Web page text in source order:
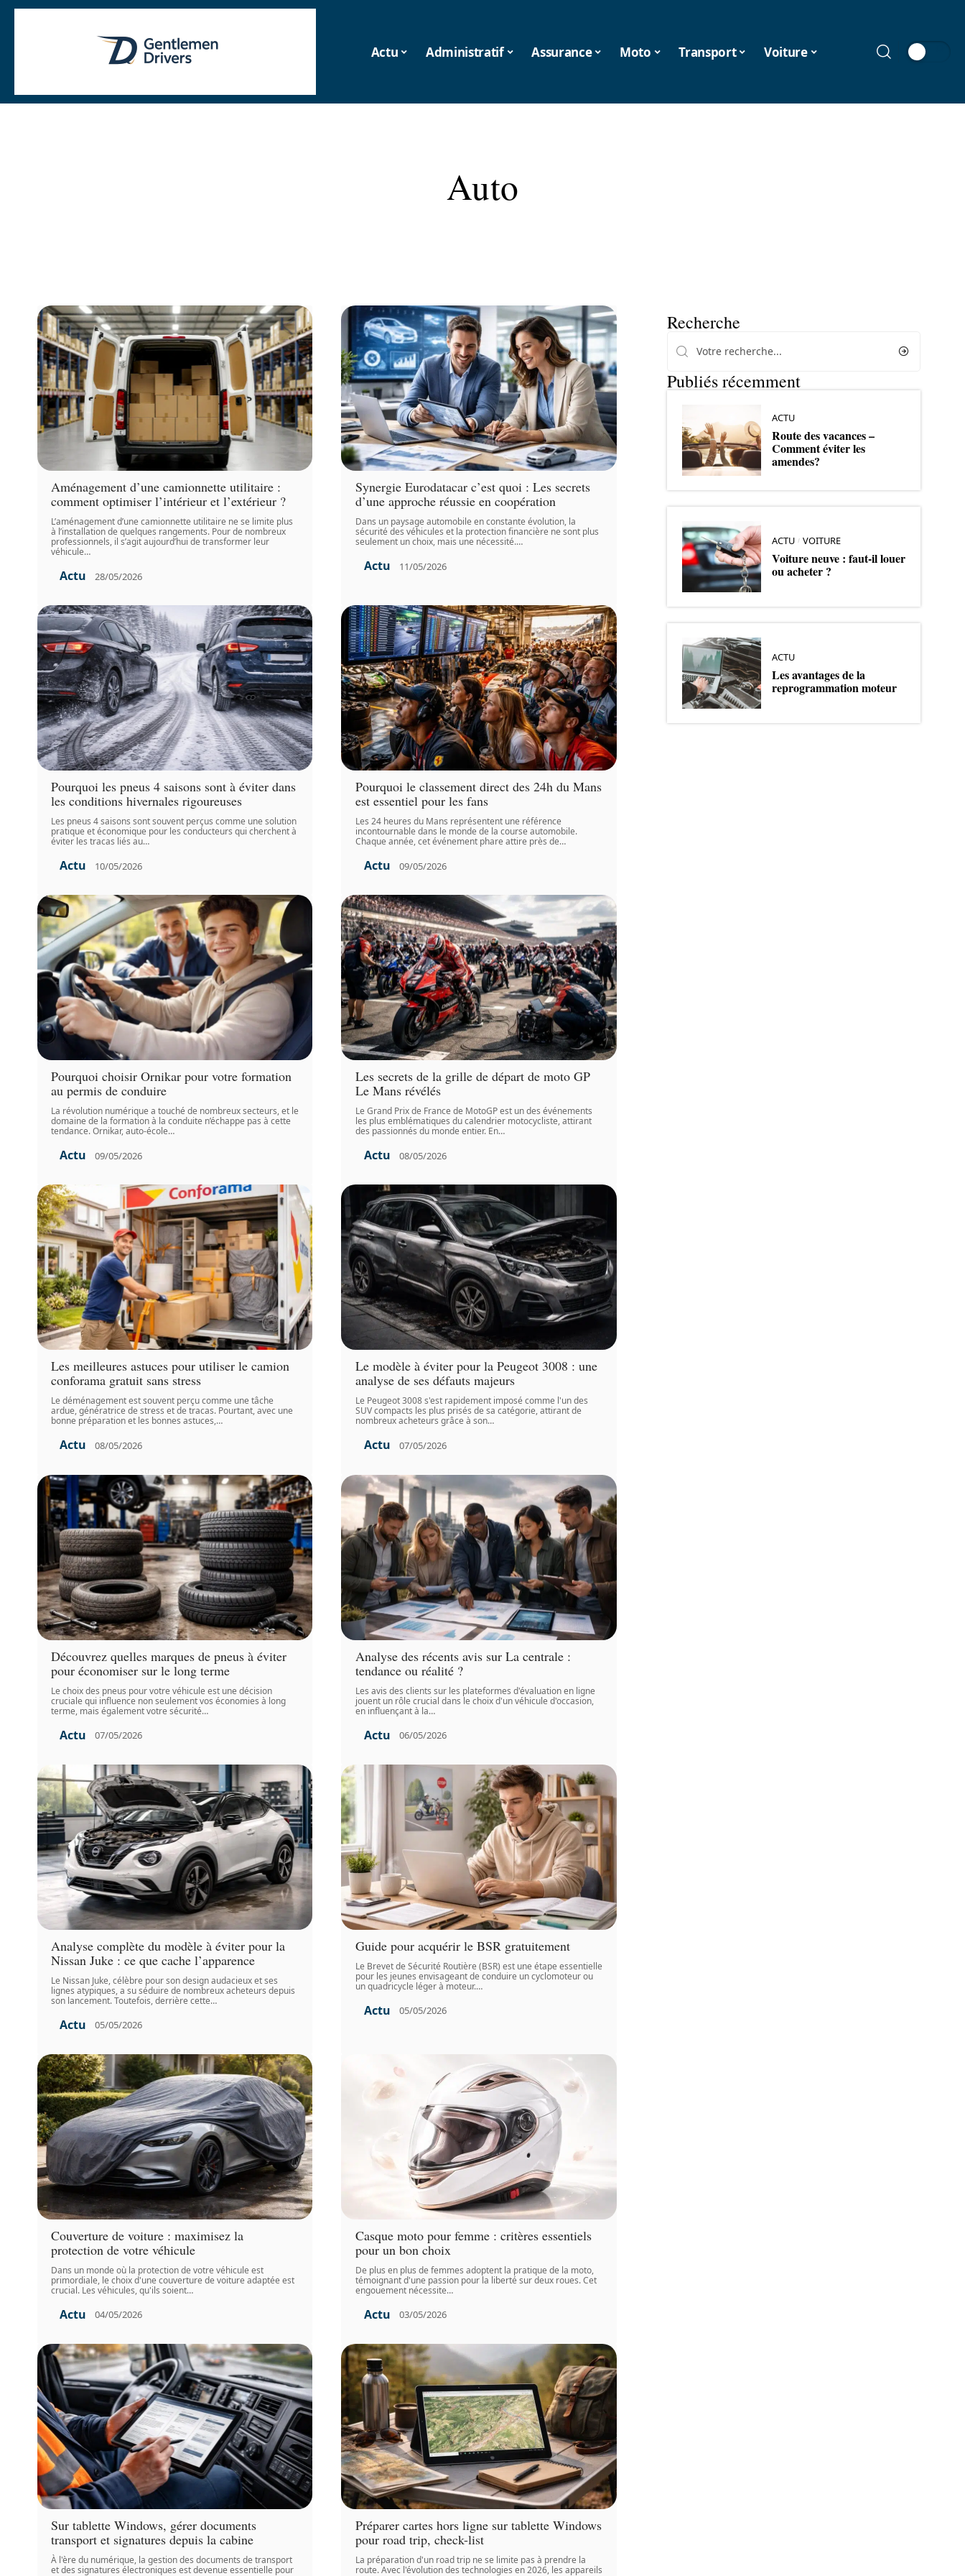
Actu Administratif Assurance Moto Transport Voiture
Auto
Aménagement d’une camionnette utilitaire :
comment optimiser l’intérieur et l’extérieur ?
L’aménagement d’une camionnette utilitaire ne se limite plus
à l’installation de quelques rangements. Pour de nombreux
professionnels, il s’agit aujourd’hui de transformer leur
véhicule…
Actu 28/05/2026
Synergie Eurodatacar c’est quoi : Les secrets
d’une approche réussie en coopération
Dans un paysage automobile en constante évolution, la
sécurité des véhicules et la protection financière ne sont plus
seulement un choix, mais une nécessité.…
Actu 11/05/2026
Pourquoi les pneus 4 saisons sont à éviter dans
les conditions hivernales rigoureuses
Les pneus 4 saisons sont souvent perçus comme une solution
pratique et économique pour les conducteurs qui cherchent à
éviter les tracas liés au…
Actu 10/05/2026
Pourquoi le classement direct des 24h du Mans
est essentiel pour les fans
Les 24 heures du Mans représentent une référence
incontournable dans le monde de la course automobile.
Chaque année, cet événement phare attire près de…
Actu 09/05/2026
Pourquoi choisir Ornikar pour votre formation
au permis de conduire
La révolution numérique a touché de nombreux secteurs, et le
domaine de la formation à la conduite n’échappe pas à cette
tendance. Ornikar, auto-école…
Actu 09/05/2026
Les secrets de la grille de départ de moto GP
Le Mans révélés
Le Grand Prix de France de MotoGP est un des événements
les plus emblématiques du calendrier motocycliste, attirant
des passionnés du monde entier. En…
Actu 08/05/2026
Les meilleures astuces pour utiliser le camion
conforama gratuit sans stress
Le déménagement est souvent perçu comme une tâche
ardue, génératrice de stress et de tracas. Pourtant, avec une
bonne préparation et les bonnes astuces,…
Actu 08/05/2026
Le modèle à éviter pour la Peugeot 3008 : une
analyse de ses défauts majeurs
Le Peugeot 3008 s'est rapidement imposé comme l'un des
SUV compacts les plus prisés de sa catégorie, attirant de
nombreux acheteurs grâce à son…
Actu 07/05/2026
Découvrez quelles marques de pneus à éviter
pour économiser sur le long terme
Le choix des pneus pour votre véhicule est une décision
cruciale qui influence non seulement vos économies à long
terme, mais également votre sécurité…
Actu 07/05/2026
Analyse des récents avis sur La centrale :
tendance ou réalité ?
Les avis des clients sur les plateformes d'évaluation en ligne
jouent un rôle crucial dans le choix d'un véhicule d'occasion,
en influençant à la…
Actu 06/05/2026
Analyse complète du modèle à éviter pour la
Nissan Juke : ce que cache l’apparence
Le Nissan Juke, célèbre pour son design audacieux et ses
lignes atypiques, a su séduire de nombreux acheteurs depuis
son lancement. Toutefois, derrière cette…
Actu 05/05/2026
Guide pour acquérir le BSR gratuitement
Le Brevet de Sécurité Routière (BSR) est une étape essentielle
pour les jeunes envisageant de conduire un cyclomoteur ou
un quadricycle léger à moteur.…
Actu 05/05/2026
Couverture de voiture : maximisez la
protection de votre véhicule
Dans un monde où la protection de votre véhicule est
primordiale, le choix d'une couverture de voiture adaptée est
crucial. Les véhicules, qu'ils soient…
Actu 04/05/2026
Casque moto pour femme : critères essentiels
pour un bon choix
De plus en plus de femmes adoptent la pratique de la moto,
témoignant d'une passion pour la liberté sur deux roues. Cet
engouement nécessite…
Actu 03/05/2026
Sur tablette Windows, gérer documents
transport et signatures depuis la cabine
À l'ère du numérique, la gestion des documents de transport
et des signatures électroniques est devenue essentielle pour
Préparer cartes hors ligne sur tablette Windows
pour road trip, check-list
La préparation d'un road trip ne se limite pas à prendre la
route. Avec l'évolution des technologies en 2026, les appareils
Recherche
Publiés récemment
ACTU
Route des vacances –
Comment éviter les
amendes?
ACTU VOITURE
Voiture neuve : faut-il louer
ou acheter ?
ACTU
Les avantages de la
reprogrammation moteur